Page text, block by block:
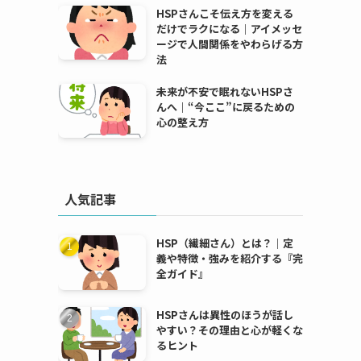
HSPさんこそ伝え方を変える
だけでラクになる｜アイメッセ
ージで人間関係をやわらげる方
法
未来が不安で眠れないHSPさ
んへ｜“今ここ”に戻るための
心の整え方
人気記事
HSP（繊細さん）とは？｜定
義や特徴・強みを紹介する『完
全ガイド』
HSPさんは異性のほうが話し
やすい？その理由と心が軽くな
るヒント